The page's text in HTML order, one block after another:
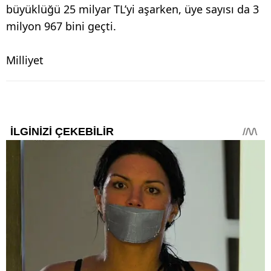
büyüklüğü 25 milyar TL’yi aşarken, üye sayısı da 3
milyon 967 bini geçti.
Milliyet